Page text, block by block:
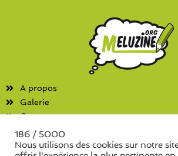
A propos
Galerie
Contact
Fanzines
186 / 5000
Nous utilisons des cookies sur notre